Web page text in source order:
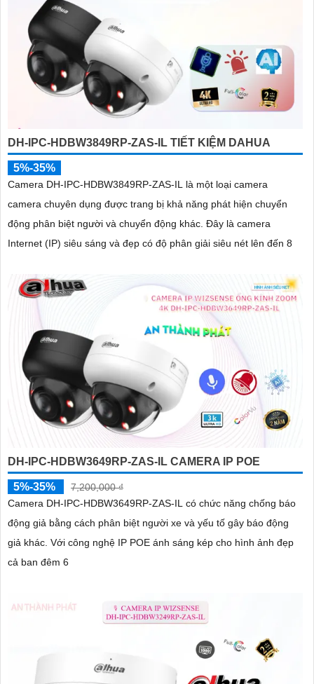
DH-IPC-HDBW3849RP-ZAS-IL TIẾT KIỆM DAHUA
5%-35%
Camera DH-IPC-HDBW3849RP-ZAS-IL là một loại camera
camera chuyên dụng được trang bị khả năng phát hiện chuyển
động phân biệt người và chuyển động khác. Đây là camera
Internet (IP) siêu sáng và đẹp có độ phân giải siêu nét lên đến 8
DH-IPC-HDBW3649RP-ZAS-IL CAMERA IP POE
5%-35%
7,200,000 ₫
Camera DH-IPC-HDBW3649RP-ZAS-IL có chức năng chống báo
động giả bằng cách phân biệt người xe và yếu tố gây báo động
giả khác. Với công nghệ IP POE ánh sáng kép cho hình ảnh đẹp
cả ban đêm 6